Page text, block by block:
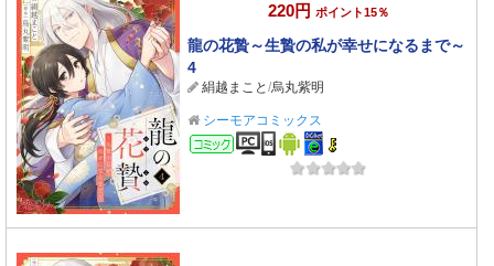
220円 ポイント15％
龍の花贄～生贄の私が幸せになるまで～
4
絹越まこと /烏丸紫明
シーモアコミックス
コミック